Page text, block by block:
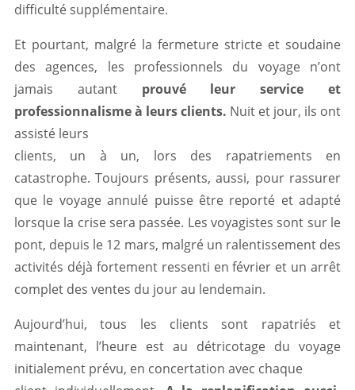
difficulté supplémentaire.
Et pourtant, malgré la fermeture stricte et soudaine
des agences, les professionnels du voyage n’ont
jamais autant prouvé leur service et
professionnalisme à leurs clients. Nuit et jour, ils ont
assisté leurs
clients, un à un, lors des rapatriements en
catastrophe. Toujours présents, aussi, pour rassurer
que le voyage annulé puisse être reporté et adapté
lorsque la crise sera passée. Les voyagistes sont sur le
pont, depuis le 12 mars, malgré un ralentissement des
activités déjà fortement ressenti en février et un arrêt
complet des ventes du jour au lendemain.
Aujourd’hui, tous les clients sont rapatriés et
maintenant, l’heure est au détricotage du voyage
initialement prévu, en concertation avec chaque